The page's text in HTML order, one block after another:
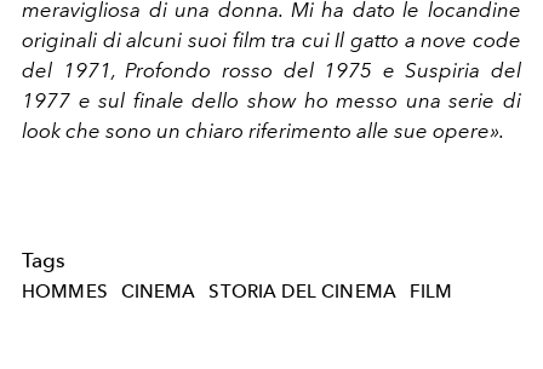
meravigliosa di una donna. Mi ha dato le locandine
originali di alcuni suoi film tra cui Il gatto a nove code
del 1971, Profondo rosso del 1975 e Suspiria del
1977 e sul finale dello show ho messo una serie di
look che sono un chiaro riferimento alle sue opere».
Tags
HOMMES CINEMA STORIA DEL CINEMA FILM